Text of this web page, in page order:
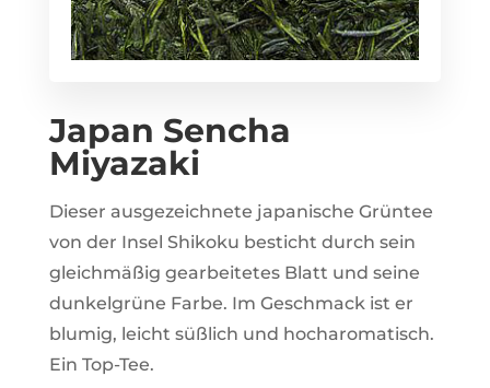
Japan Sencha
Miyazaki
Dieser ausgezeichnete japanische Grüntee
von der Insel Shikoku besticht durch sein
gleichmäßig gearbeitetes Blatt und seine
dunkelgrüne Farbe. Im Geschmack ist er
blumig, leicht süßlich und hocharomatisch.
Ein Top-Tee.